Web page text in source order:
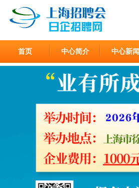
首页 中心简介 中心新闻